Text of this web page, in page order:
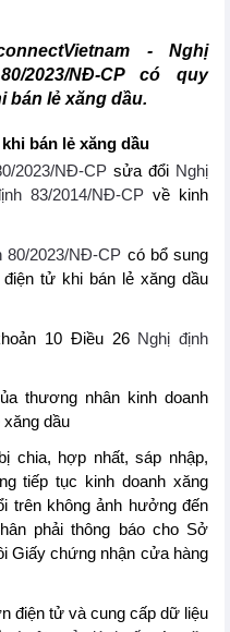
- Nghị
2023/NĐ-CP có quy
bán lẻ xăng dầu.
bán lẻ xăng dầu
2023/NĐ-CP sửa đổi Nghị
83/2014/NĐ-CPvề kinh
80/2023/NĐ-CP có bổ sung
tử khi bán lẻ xăng dầu
10 Điều 26 Nghị định
thương nhân kinh doanh
dầu
chia, hợp nhất, sáp nhập,
tiếp tục kinh doanh xăng
trên không ảnh hưởng đến
phải thông báo cho Sở
Giấy chứng nhận cửa hàng
điện tử và cung cấp dữ liệu